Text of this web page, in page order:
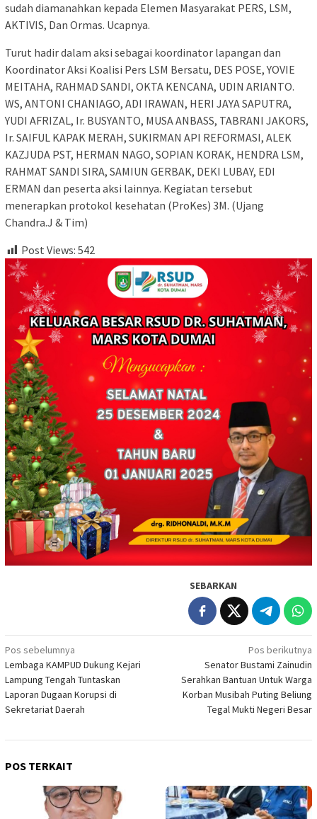
sudah diamanahkan kepada Elemen Masyarakat PERS, LSM,
AKTIVIS, Dan Ormas. Ucapnya.
Turut hadir dalam aksi sebagai koordinator lapangan dan
Koordinator Aksi Koalisi Pers LSM Bersatu, DES POSE, YOVIE
MEITAHA, RAHMAD SANDI, OKTA KENCANA, UDIN ARIANTO.
WS, ANTONI CHANIAGO, ADI IRAWAN, HERI JAYA SAPUTRA,
YUDI AFRIZAL, Ir. BUSYANTO, MUSA ANBASS, TABRANI JAKORS,
Ir. SAIFUL KAPAK MERAH, SUKIRMAN API REFORMASI, ALEK
KAZJUDA PST, HERMAN NAGO, SOPIAN KORAK, HENDRA LSM,
RAHMAT SANDI SIRA, SAMIUN GERBAK, DEKI LUBAY, EDI
ERMAN dan peserta aksi lainnya. Kegiatan tersebut
menerapkan protokol kesehatan (ProKes) 3M. (Ujang
Chandra.J & Tim)
Post Views: 542
SEBARKAN
Navigasi
pos
Pos sebelumnya
Lembaga KAMPUD Dukung Kejari
Lampung Tengah Tuntaskan
Laporan Dugaan Korupsi di
Sekretariat Daerah
Pos berikutnya
Senator Bustami Zainudin
Serahkan Bantuan Untuk Warga
Korban Musibah Puting Beliung
Tegal Mukti Negeri Besar
POS TERKAIT